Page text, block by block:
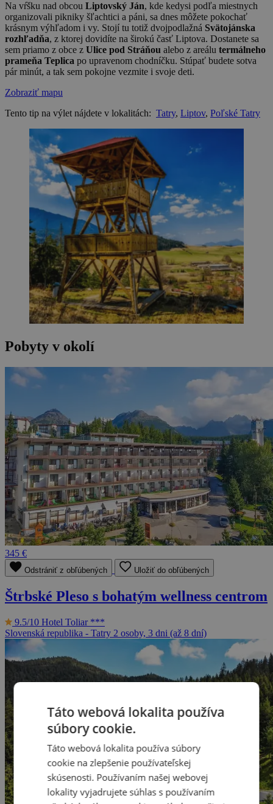
Na vŕšku nad obcou Liptovský Ján, kde kedysi podľa miestnych
organizovali pikniky šľachtici a páni, sa dnes môžete pokochať
krásnym výhľadom i vy. Stojí tu totiž dvojpodlažná Svätojánska
rozhľadňa, z ktorej dovidíte na širokú časť Liptova. Dostanete sa
sem priamo z obce z Ulice pod Stráňou alebo z areálu termálneho
prameňa Teplica po upravenom chodníčku. Stúpať budete sotva
pár minút, a tak sem pokojne vezmite i svoje deti.
Zobraziť mapu
Tento tip na výlet nájdete v lokalitách: Tatry, Liptov, Poľské Tatry
Pobyty v okolí
345 €
Odstrániť z obľúbených Uložiť do obľúbených
Štrbské Pleso s bohatým wellness centrom
9.5/10 Hotel Toliar ***
Slovenská republika - Tatry 2 osoby, 3 dni (až 8 dní)
Táto webová lokalita používa
súbory cookie.
Táto webová lokalita používa súbory
cookie na zlepšenie používateľskej
skúsenosti. Používaním našej webovej
lokality vyjadrujete súhlas s používaním